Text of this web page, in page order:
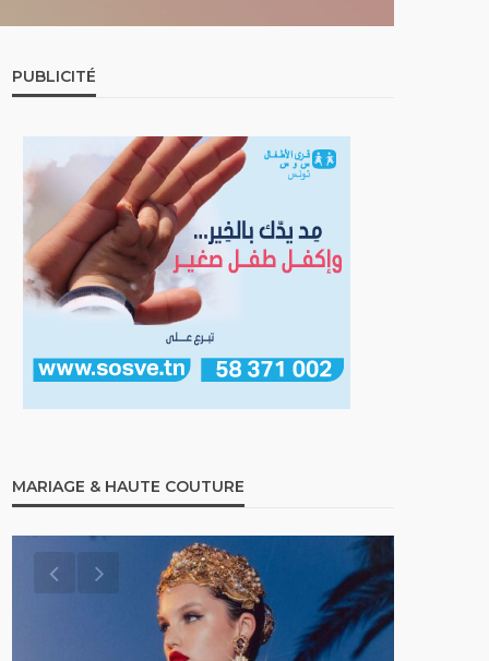
PUBLICITÉ
MARIAGE & HAUTE COUTURE